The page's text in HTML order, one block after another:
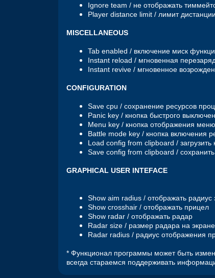
Ignore team / не отображать
Player distance limit / лимит
MISCELLANEOUS
Tab enabled / включение миск
Instant reload / мгновенная
Instant revive / мгновенное
CONFIGURATION
Save cpu / сохранение ресурсов
Panic key / кнопка быстрого
Menu key / кнопка отображения меню
Battle mode key / кнопка включения
Load config from clipboard /
Save config from clipboard /
GRAPHICAL USER INTEFACE
Show aim radius / отображать радиус
Show crosshair / отображать прицел
Show radar / отображать радар
Radar size / размер радара на экране
Radar radius / радиус отображения
* Функционал программы может быть
всегда стараемся поддерживать